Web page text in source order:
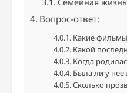
Вопрос-ответ:
Какие
Какой
Когда
Была ли у нее
Сколько